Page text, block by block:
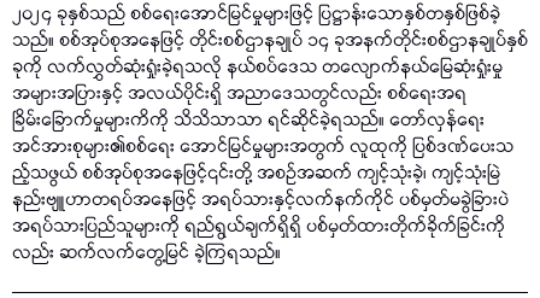
၂၀၂၄ ခုနှစ်သည် စစ်ရေးအောင်မြင်မှုများဖြင့် ပြဋ္ဌာန်းသောနှစ်တနှစ်ဖြစ်ခဲ့
သည်။ စစ်အုပ်စုအနေဖြင့် တိုင်းစစ်ဌာနချုပ် ၁၄ ခုအနက်တိုင်းစစ်ဌာနချုပ်နှစ်
ခုကို လက်လွှတ်ဆုံးရှုံးခဲ့ရသလို နယ်စပ်ဒေသ တလျောက်နယ်မြေဆုံးရှုံးမှု
အများအပြားနှင့် အလယ်ပိုင်းရှိ အညာဒေသတွင်လည်း စစ်ရေးအရ
ခြိမ်းခြောက်မှုများကိကို သိသိသာသာ ရင်ဆိုင်ခဲ့ရသည်။ တော်လှန်ရေး
အင်အားစုများ၏စစ်ရေး အောင်မြင်မှုများအတွက် လူထုကို ပြစ်ဒဏ်ပေးသ
ည့်သဖွယ် စစ်အုပ်စုအနေဖြင့်၎င်းတို့ အစဉ်အဆက် ကျင့်သုံးခဲ့၊ ကျင့်သုံးမြဲ
နည်းဗျူဟာတရပ်အနေဖြင့် အရပ်သားနှင့်လက်နက်ကိုင် ပစ်မှတ်မခွဲခြားပဲ
အရပ်သားပြည်သူများကို ရည်ရွယ်ချက်ရှိရှိ ပစ်မှတ်ထားတိုက်ခိုက်ခြင်းကို
လည်း ဆက်လက်တွေ့မြင် ခဲ့ကြရသည်။